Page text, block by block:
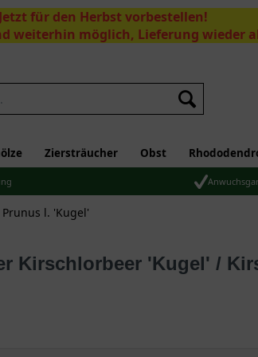
Jetzt für den Herbst vorbestellen!
weiterhin möglich, Lieferung wieder
Suchen
Ziersträucher Obst
Prunus l. 'Kugel'
Kirschlorbeer 'Kugel' /